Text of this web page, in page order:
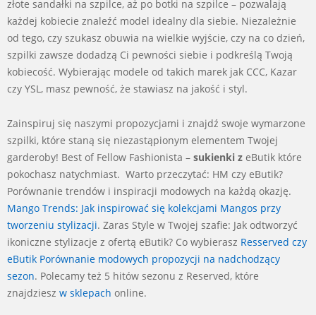
złote sandałki na szpilce, aż po botki na szpilce – pozwalają
każdej kobiecie znaleźć model idealny dla siebie. Niezależnie
od tego, czy szukasz obuwia na wielkie wyjście, czy na co dzień,
szpilki zawsze dodadzą Ci pewności siebie i podkreślą Twoją
kobiecość. Wybierając modele od takich marek jak CCC, Kazar
czy YSL, masz pewność, że stawiasz na jakość i styl.
Zainspiruj się naszymi propozycjami i znajdź swoje wymarzone
szpilki, które staną się niezastąpionym elementem Twojej
garderoby! Best of Fellow Fashionista – sukienki z eButik które
pokochasz natychmiast. Warto przeczytać: HM czy eButik?
Porównanie trendów i inspiracji modowych na każdą okazję.
Mango Trends: Jak inspirować się kolekcjami Mangos przy
tworzeniu stylizacji. Zaras Style w Twojej szafie: Jak odtworzyć
ikoniczne stylizacje z ofertą eButik? Co wybierasz Resserved czy
eButik Porównanie modowych propozycji na nadchodzący
sezon. Polecamy też 5 hitów sezonu z Reserved, które
znajdziesz w sklepach online.